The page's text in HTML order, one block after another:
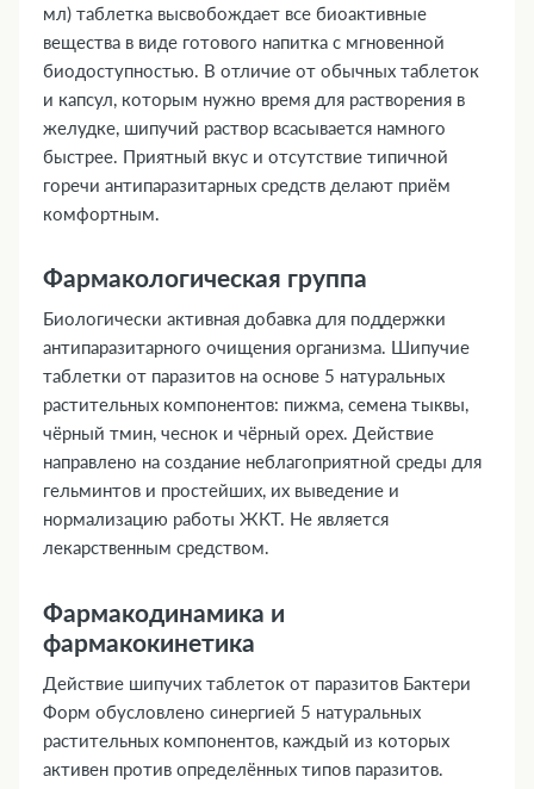
мл) таблетка высвобождает все биоактивные
вещества в виде готового напитка с мгновенной
биодоступностью. В отличие от обычных таблеток
и капсул, которым нужно время для растворения в
желудке, шипучий раствор всасывается намного
быстрее. Приятный вкус и отсутствие типичной
горечи антипаразитарных средств делают приём
комфортным.
Фармакологическая группа
Биологически активная добавка для поддержки
антипаразитарного очищения организма. Шипучие
таблетки от паразитов на основе 5 натуральных
растительных компонентов: пижма, семена тыквы,
чёрный тмин, чеснок и чёрный орех. Действие
направлено на создание неблагоприятной среды для
гельминтов и простейших, их выведение и
нормализацию работы ЖКТ. Не является
лекарственным средством.
Фармакодинамика и
фармакокинетика
Действие шипучих таблеток от паразитов Бактери
Форм обусловлено синергией 5 натуральных
растительных компонентов, каждый из которых
активен против определённых типов паразитов.